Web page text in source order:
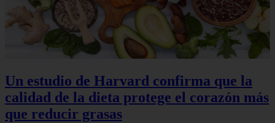
Un estudio de Harvard confirma que la
calidad de la dieta protege el corazón más
que reducir grasas